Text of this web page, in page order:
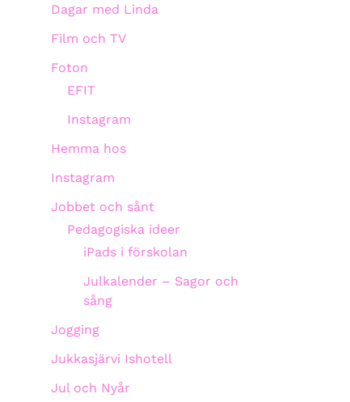
Dagar med Linda
Film och TV
Foton
EFIT
Instagram
Hemma hos
Instagram
Jobbet och sånt
Pedagogiska ideer
iPads i förskolan
Julkalender – Sagor och
sång
Jogging
Jukkasjärvi Ishotell
Jul och Nyår